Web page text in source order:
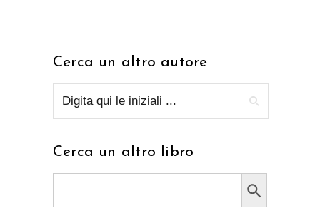
Cerca un altro autore
Cerca un altro libro
Search Button